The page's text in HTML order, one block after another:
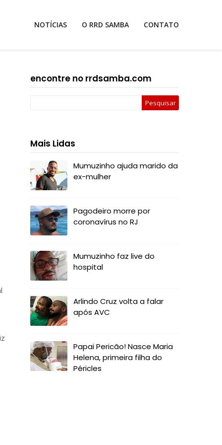
NOTÍCIAS O RRD SAMBA CONTATO
encontre no rrdsamba.com
Mais Lidas
Mumuzinho ajuda marido da
ex-mulher
Pagodeiro morre por
coronavírus no RJ
Mumuzinho faz live do
hospital
Arlindo Cruz volta a falar
após AVC
Papai Pericão! Nasce Maria
Helena, primeira filha do
Péricles